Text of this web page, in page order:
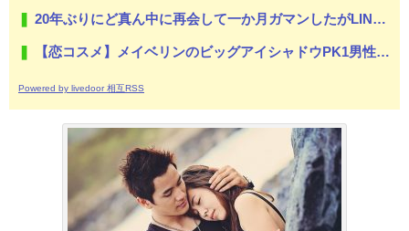
20年ぶりにど真ん中に再会して一か月ガマンしたがLINEで「たまに二人で昔話ができる友達になろう」的なメッセ送信した。昨日まで既読無視
【恋コスメ】メイベリンのビッグアイシャドウPK1男性からの評判めちゃくちゃ良い。
Powered by livedoor 相互RSS